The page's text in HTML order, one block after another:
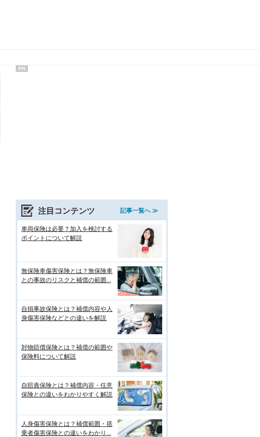
PR
注目コンテンツ 記事一覧へ ≫
車両保険は必要？加入を検討する
ポイントについて解説
無保険車傷害保険とは？無保険車
との事故のリスクと補償の範囲...
自損事故保険とは？補償内容や人
身傷害保険などとの違いを解説
対物賠償保険とは？補償の範囲や
保険料について解説
自賠責保険とは？補償内容・任意
保険との違いをわかりやすく解説
人身傷害保険とは？補償範囲・搭
乗者傷害保険との違いをわかり...